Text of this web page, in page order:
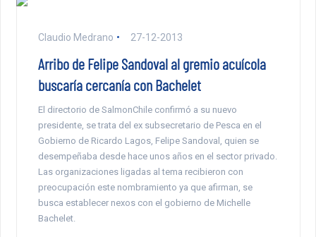
Claudio Medrano 27-12-2013
Arribo de Felipe Sandoval al gremio acuícola
buscaría cercanía con Bachelet
El directorio de SalmonChile confirmó a su nuevo
presidente, se trata del ex subsecretario de Pesca en el
Gobierno de Ricardo Lagos, Felipe Sandoval, quien se
desempeñaba desde hace unos años en el sector privado.
Las organizaciones ligadas al tema recibieron con
preocupación este nombramiento ya que afirman, se
busca establecer nexos con el gobierno de Michelle
Bachelet.